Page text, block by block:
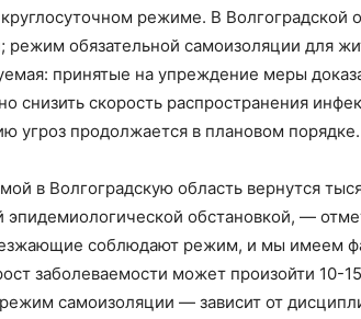
круглосуточном режиме. В
режим обязательной самоизоляции для
принятые на упреждение меры
снизить скорость распространения
угроз продолжается в плановом порядке.
в Волгоградскую область вернутся
эпидемиологической обстановкой, —
соблюдают режим, и мы имеем
заболеваемости может произойти 10-
самоизоляции — зависит от